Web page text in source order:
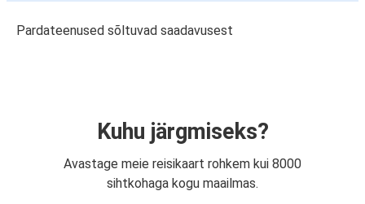
Pardateenused sõltuvad saadavusest
Kuhu järgmiseks?
Avastage meie reisikaart rohkem kui 8000
sihtkohaga kogu maailmas.